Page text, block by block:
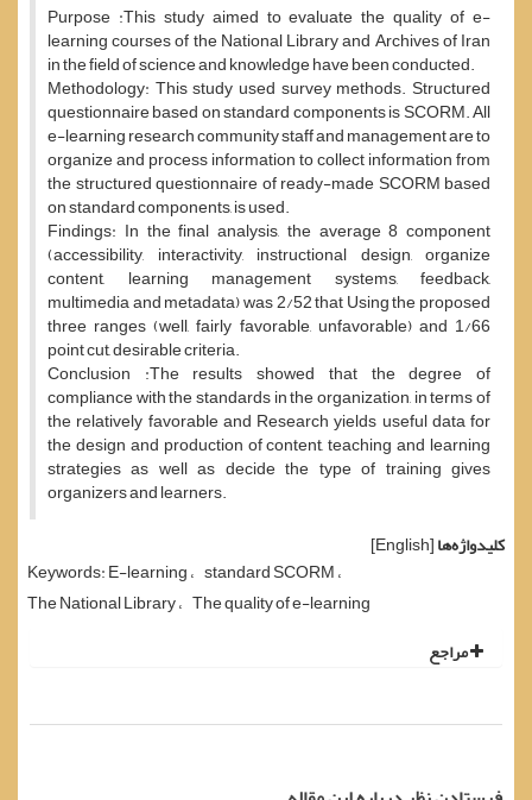
Purpose :This study aimed to evaluate the quality of e-
learning courses of the National Library and Archives of Iran
in the field of science and knowledge have been conducted.
Methodology: This study used survey methods. Structured
questionnaire based on standard components is SCORM. All
e-learning research community staff and management are to
organize and process information to collect information from
the structured questionnaire of ready-made SCORM based
on standard components, is used.
Findings: In the final analysis, the average 8 component
(accessibility, interactivity, instructional design, organize
content, learning management systems, feedback,
multimedia and metadata) was 2/52 that Using the proposed
three ranges (well, fairly favorable, unfavorable) and 1/66
point cut, desirable criteria.
Conclusion :The results showed that the degree of
compliance with the standards in the organization, in terms of
the relatively favorable and Research yields useful data for
the design and production of content, teaching and learning
strategies as well as decide the type of training gives
organizers and learners.
کلیدواژه‌ها[English]
Keywords: E-learning standard SCORM
The National Library The quality of e-learning
مراجع